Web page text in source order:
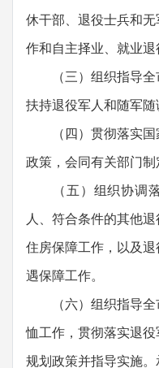
休干部、退役士兵和
作和自主择业、就业退
（三）组织指导全
扶持退役军人和随军随
（四）贯彻落实国
政策，会同有关部门制
（五）组织协调落
人、符合条件的其他
住房保障工作，以及
遇保障工作。
（六）组织指导全
恤工作，贯彻落实退
规划政策并指导实施